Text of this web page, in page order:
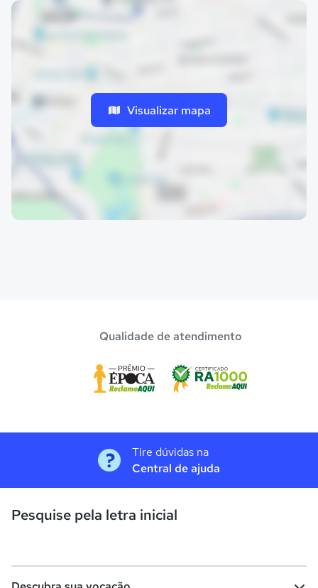
Visualizar mapa
Qualidade de atendimento
Tire dúvidas na
Central de ajuda
Pesquise pela letra inicial